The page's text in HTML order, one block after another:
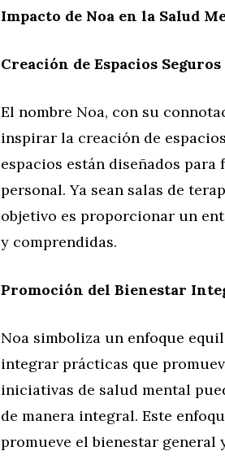
Impacto de Noa en la Salud
Creación de Espacios Seguros
El nombre Noa, con su
inspirar la creación de
espacios están diseñados
personal. Ya sean salas de
objetivo es proporcionar un
y comprendidas.
Promoción del Bienestar
Noa simboliza un enfoque
integrar prácticas que
iniciativas de salud mental
de manera integral. Este
promueve el bienestar